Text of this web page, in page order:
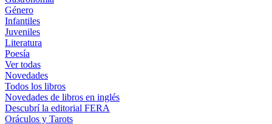
Género
Infantiles
Juveniles
Literatura
Poesía
Ver todas
Novedades
Todos los libros
Novedades de libros en inglés
Descubrí la editorial FERA
Oráculos y Tarots